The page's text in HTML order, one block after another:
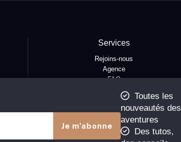
Toutes les
nouveautés des
aventures
Des tutos,
Services
Rejoins-nous
Agence
FAQ